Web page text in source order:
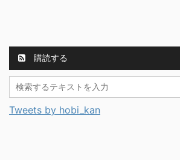
購読する
Tweets by hobi_kan